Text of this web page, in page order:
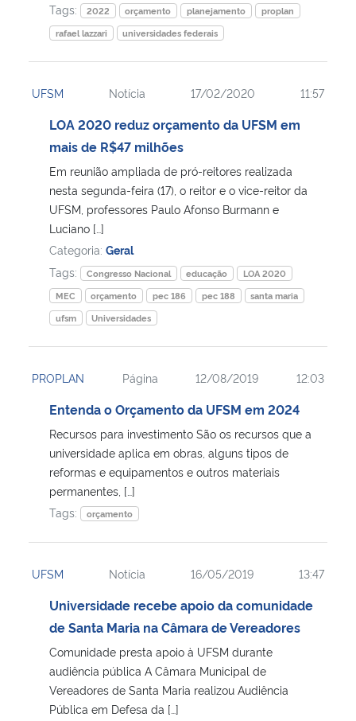
Tags:
2022 orçamento planejamento
proplan
rafael lazzari
universidades federais
UFSM Notícia 17/02/2020 11:57
LOA 2020 reduz orçamento da UFSM em
mais de R$47 milhões
Em reunião ampliada de pró-reitores realizada
nesta segunda-feira (17), o reitor e o vice-reitor da
UFSM, professores Paulo Afonso Burmann e
Luciano […]
Categoria: Geral
Tags:
Congresso Nacional educação
LOA 2020
MEC
orçamento pec 186 pec 188
santa maria
ufsm
Universidades
PROPLAN Página 12/08/2019 12:03
Entenda o Orçamento da UFSM em 2024
Recursos para investimento São os recursos que a
universidade aplica em obras, alguns tipos de
reformas e equipamentos e outros materiais
permanentes, […]
Tags:
orçamento
UFSM Notícia 16/05/2019 13:47
Universidade recebe apoio da comunidade
de Santa Maria na Câmara de Vereadores
Comunidade presta apoio à UFSM durante
audiência pública A Câmara Municipal de
Vereadores de Santa Maria realizou Audiência
Pública em Defesa da […]